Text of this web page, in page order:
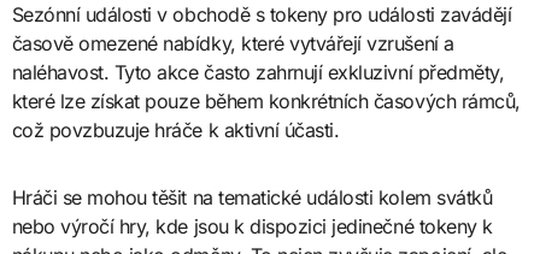
Sezónní události v obchodě s tokeny pro události zavádějí
časově omezené nabídky, které vytvářejí vzrušení a
naléhavost. Tyto akce často zahrnují exkluzivní předměty,
které lze získat pouze během konkrétních časových rámců,
což povzbuzuje hráče k aktivní účasti.
Hráči se mohou těšit na tematické události kolem svátků
nebo výročí hry, kde jsou k dispozici jedinečné tokeny k